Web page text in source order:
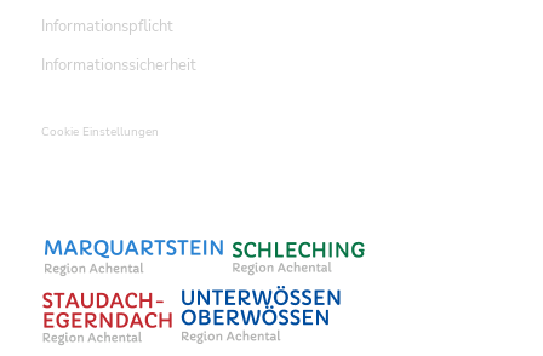
Informationspflicht
Informationssicherheit
Cookie Einstellungen